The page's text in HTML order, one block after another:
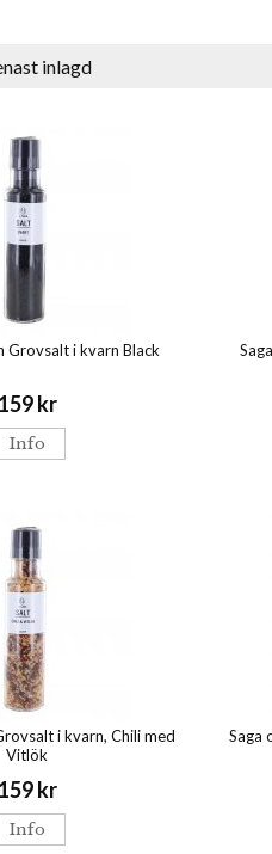
inlagd
Grovsalt i kvarn Black
159 kr
Info
i kvarn, Chili med
Vitlök
159 kr
Info
Saga